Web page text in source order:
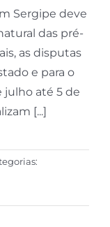
Sergipe deve
das pré-
as disputas
e para o
julho até 5 de
[...]